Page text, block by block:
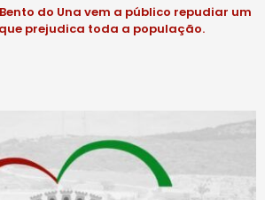
do Una vem a público repudiar um
prejudica toda a população.